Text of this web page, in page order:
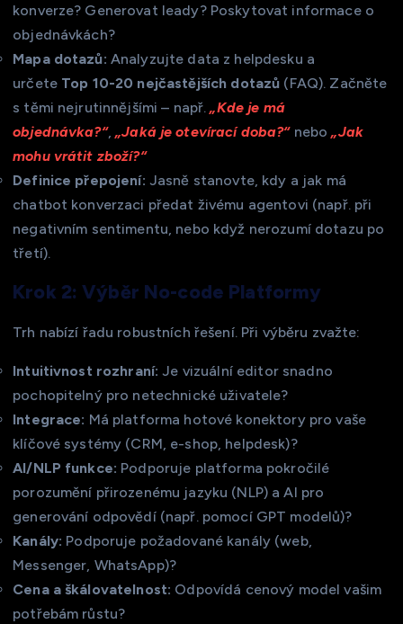
konverze? Generovat leady? Poskytovat informace o
objednávkách?
Mapa dotazů: Analyzujte data z helpdesku a
určete Top 10-20 nejčastějších dotazů (FAQ). Začněte
s těmi nejrutinnějšími – např.„Kde je má
objednávka?“,„Jaká je otevírací doba?“nebo„Jak
mohu vrátit zboží?“
Definice přepojení: Jasně stanovte, kdy a jak má
chatbot konverzaci předat živému agentovi (např. při
negativním sentimentu, nebo když nerozumí dotazu po
třetí).
Krok 2: Výběr No-code Platformy
Trh nabízí řadu robustních řešení. Při výběru zvažte:
Intuitivnost rozhraní: Je vizuální editor snadno
pochopitelný pro netechnické uživatele?
Integrace: Má platforma hotové konektory pro vaše
klíčové systémy (CRM, e-shop, helpdesk)?
AI/NLP funkce: Podporuje platforma pokročilé
porozumění přirozenému jazyku (NLP) a AI pro
generování odpovědí (např. pomocí GPT modelů)?
Kanály: Podporuje požadované kanály (web,
Messenger, WhatsApp)?
Cena a škálovatelnost: Odpovídá cenový model vašim
potřebám růstu?